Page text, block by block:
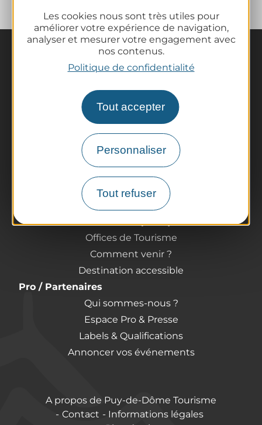
Les cookies nous sont très utiles pour
améliorer votre expérience de navigation,
analyser et mesurer votre engagement avec
nos contenus.
Politique de confidentialité
Tout accepter
Personnaliser
Tout refuser
La destination
Nos incontournables
L'Auvergne des Volcans
Tout l'agenda
Préparer son voyage
Informations pratiques
Offices de Tourisme
Comment venir ?
Destination accessible
Pro / Partenaires
Qui sommes-nous ?
Espace Pro & Presse
Labels & Qualifications
Annoncer vos événements
A propos de Puy-de-Dôme Tourisme
Contact
Informations légales